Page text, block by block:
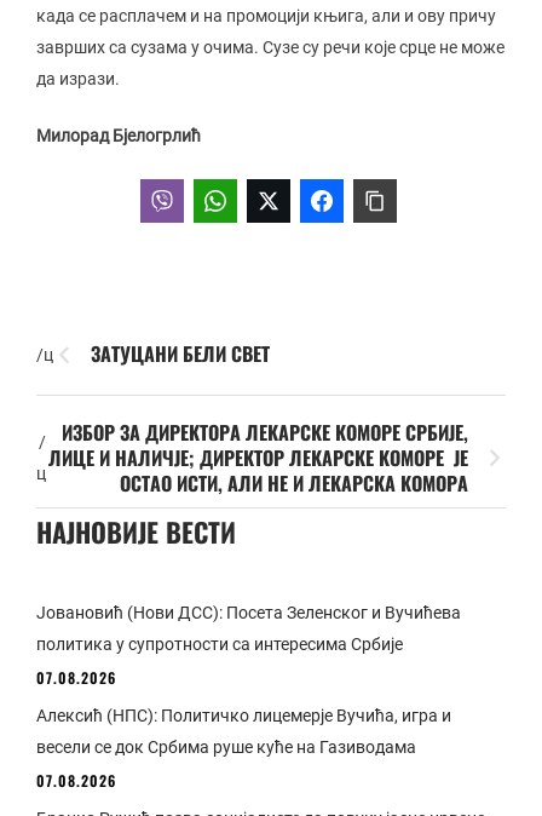
када се расплачем и на промоцији књига, али и ову причу
заврших са сузама у очима. Сузе су речи које срце не може
да изрази.
Милорад Бјелогрлић
/ц ЗАТУЦАНИ БЕЛИ СВЕТ
/
ц
ИЗБОР ЗА ДИРЕКТОРА ЛЕКАРСКЕ КОМОРЕ СРБИЈЕ,
ЛИЦЕ И НАЛИЧЈЕ; ДИРЕКТОР ЛЕКАРСКЕ КОМОРЕ ЈЕ
ОСТАО ИСТИ, АЛИ НЕ И ЛЕКАРСКА КОМОРА
НАЈНОВИЈЕ ВЕСТИ
Јовановић (Нови ДСС): Посета Зеленског и Вучићева
политика у супротности са интересима Србије
07.08.2026
Алексић (НПС): Политичко лицемерје Вучића, игра и
весели се док Србима руше куће на Газиводама
07.08.2026